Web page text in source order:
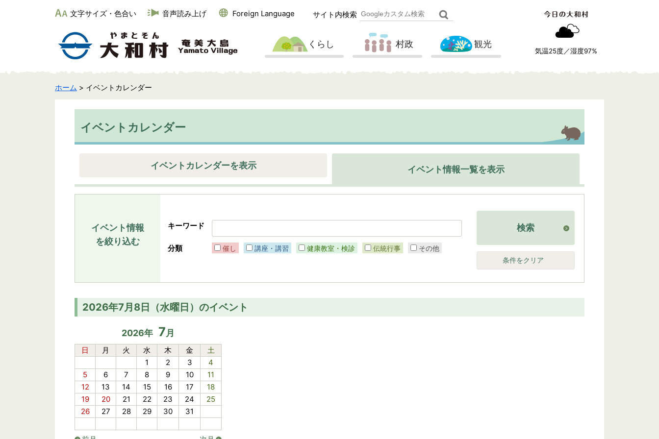
文字サイズ・色合い 音声読み上げ Foreign Language サイト内検索
くらし 村政 観光
気温25度／湿度97%
ホーム > イベントカレンダー
イベントカレンダー
イベントカレンダーを表示 イベント情報一覧を表示
イベント情報
を絞り込む
キーワード
分類 催し 講座・講習 健康教室・検診 伝統行事 その他
検索
条件をクリア
2026年7月8日（水曜日）のイベント
2026年 7月
日 月 火 水 木 金
土
1
2 3
4
5
6 7 8 9 10
11
12
13 14 15 16 17
18
19
20 21 22 23 24
25
26
27 28 29 30 31